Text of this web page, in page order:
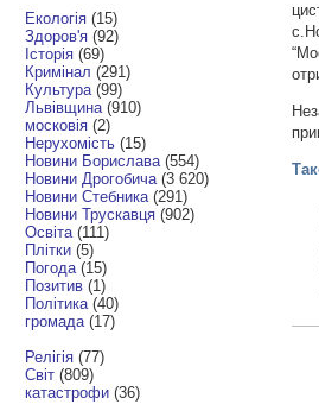
Екологія (15)
Здоров'я (92)
Історія (69)
Кримінал (291)
Культура (99)
Львівщина (910)
московія (2)
Нерухомість (15)
Новини Борислава (554)
Новини Дрогобича (3 620)
Новини Стебника (291)
Новини Трускавця (902)
Освіта (111)
Плітки (5)
Погода (15)
Позитив (1)
Політика (40)
громада (17)
Релігія (77)
Світ (809)
катастрофи (36)